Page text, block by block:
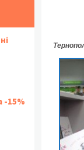
-15%